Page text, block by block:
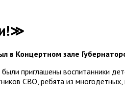
в Концертном зале
приглашены воспитанники
СВО, ребята из